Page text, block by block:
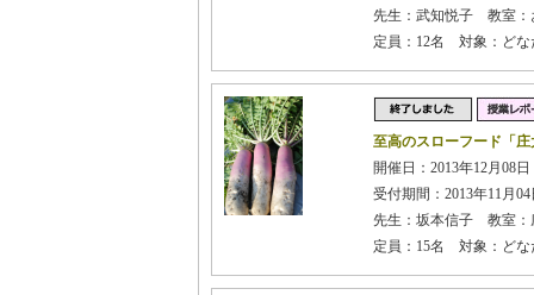
先生：武知悦子 教室：
定員：12名 対象：どな
至高のスローフード「庄
開催日：2013年12月08
受付期間：2013年11月
先生：坂本信子 教室：
定員：15名 対象：どな